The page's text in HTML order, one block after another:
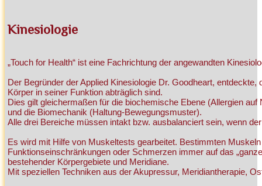
Kinesiologie
„Touch for Health“ ist eine Fachrichtung der angewandten
Der Begründer der Applied Kinesiologie Dr. Goodheart,
Körper in seiner Funktion abträglich sind.
Dies gilt gleichermaßen für die biochemische Ebene (Allergien
und die Biomechanik (Haltung-Bewegungsmuster).
Alle drei Bereiche müssen intakt bzw. ausbalanciert sein, wenn
Es wird mit Hilfe von Muskeltests gearbeitet. Bestimmten
Funktionseinschränkungen oder Schmerzen immer auf das
bestehender Körpergebiete und Meridiane.
Mit speziellen Techniken aus der Akupressur, Meridiantherapie,